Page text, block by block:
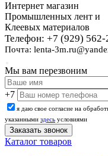
Интернет магазин
Промышленных лент и
Клеевых материалов
Телефон: +7 (929) 562-
Почта: lenta-
Мы вам перезвоним
+7
я даю свое согласие на
указанными здесь условиями
Каталог товаров